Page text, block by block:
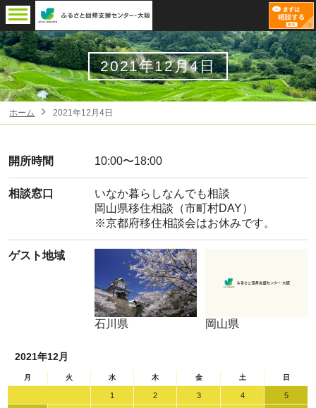
2021年12月4日
ホーム 2021年12月4日
開所時間 10:00〜18:00
相談窓口
いなか暮らしなんでも相談
岡山県移住相談（市町村DAY）
※京都府移住相談会はお休みです。
ゲスト地域
石川県 岡山県
2021年12月
月 火 水 木 金 土 日
1 2 3 4 5